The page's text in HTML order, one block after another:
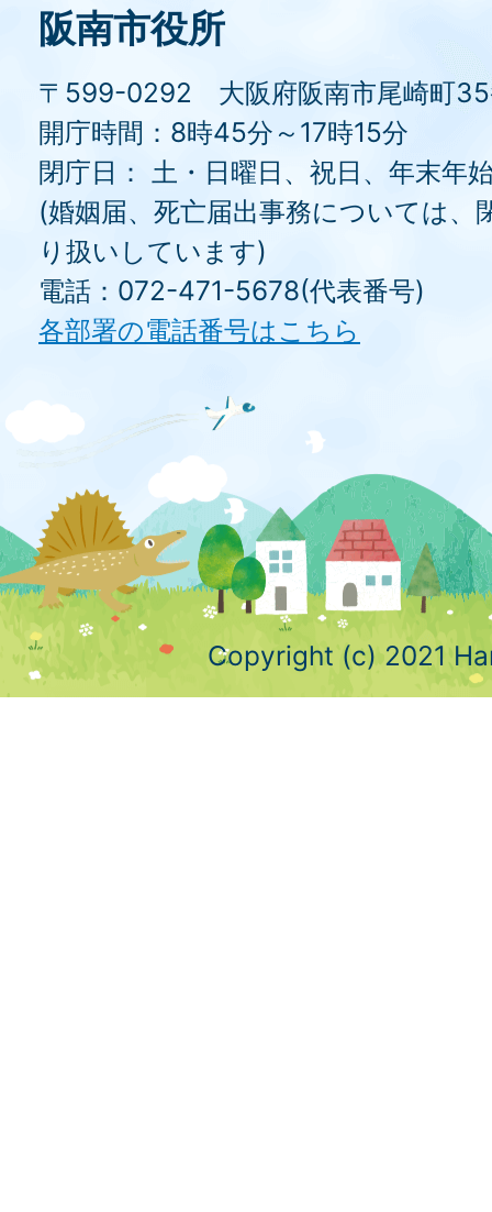
阪南市役所
〒599-0292 大阪府阪南市尾崎町35
開庁時間：8時45分～17時15分
閉庁日： 土・日曜日、祝日、年末年
(婚姻届、死亡届出事務については、
り扱いしています)
電話：072-471-5678(代表番号)
各部署の電話番号はこちら
Copyright (c) 2021